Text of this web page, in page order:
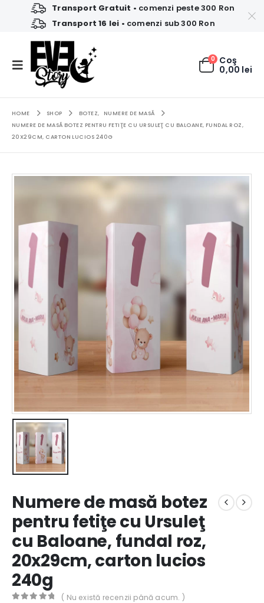
Transport Gratuit • comenzi peste 300 Ron
Transport 16 lei • comenzi sub 300 Ron
0 Coş
0,00 lei
HOME SHOP BOTEZ,
NUMERE DE MASĂ
NUMERE DE MASĂ BOTEZ PENTRU FETIŢE CU URSULEŢ CU BALOANE, FUNDAL ROZ,
20X29CM, CARTON LUCIOS 240G
Numere de masă botez
pentru fetiţe cu Ursuleţ
cu Baloane, fundal roz,
20x29cm, carton lucios
240g
( Nu există recenzii până acum. )